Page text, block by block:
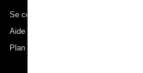
Se connecter à ANA
Aide technique (Accessibilité)
Plan du site